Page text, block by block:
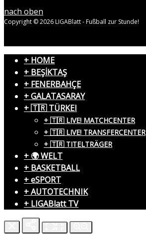
nach oben
Copyright © 2026 LIGABlatt - Fußball zur Stunde!
+ HOME
+ BEŞİKTAŞ
+ FENERBAHÇE
+ GALATASARAY
+ 🇹🇷 TÜRKEI
+ 🇹🇷 LIVE! MATCHCENTER
+ 🇹🇷 LIVE! TRANSFERCENTER
+ 🇹🇷 TITELTRÄGER
+ 🌍 WELT
+ BASKETBALL
+ eSPORT
+ AUTOTECHNIK
+ LIGABlatt TV